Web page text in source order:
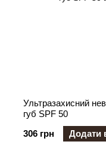
Ультразахисний
губ SPF 50
306 грн
Додати